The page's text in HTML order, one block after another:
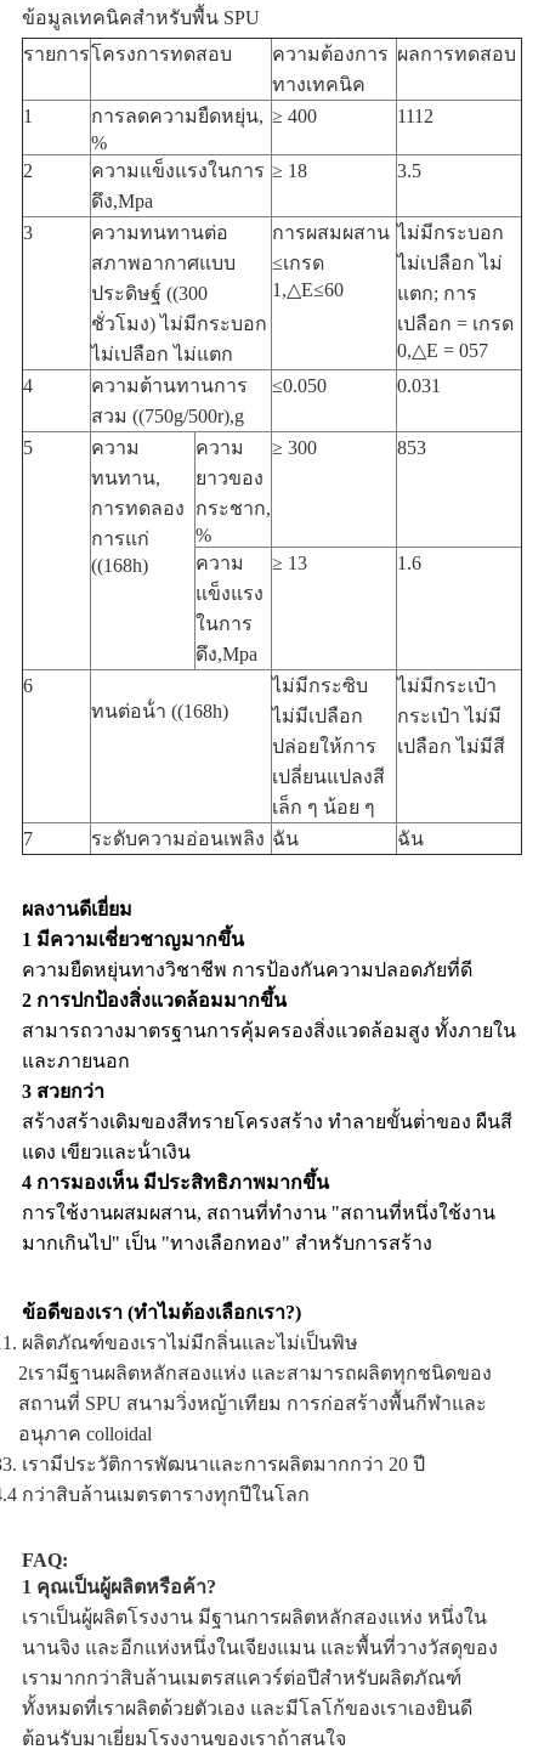
ข้อมูลเทคนิคสําหรับพื้น SPU
รายการ โครงการทดสอบ
ความต้องการ
ทางเทคนิค
ผลการทดสอบ
1
การลดความยืดหยุ่น,
%
≥ 400 1112
2
ความแข็งแรงในการ
ดึง,Mpa
≥ 18 3.5
3
ความทนทานต่อ
สภาพอากาศแบบ
ประดิษฐ์ ((300
ชั่วโมง) ไม่มีกระบอก
ไม่เปลือก ไม่แตก
การผสมผสาน
≤เกรด
1,△E≤60
ไม่มีกระบอก
ไม่เปลือก ไม่
แตก; การ
เปลือก = เกรด
0,△E = 057
4
ความต้านทานการ
สวม ((750g/500r),g
≤0.050 0.031
5
ความ
ทนทาน,
การทดลอง
การแก่
((168h)
ความ
ยาวของ
กระชาก,
%
≥ 300 853
ความ
แข็งแรง
ในการ
ดึง,Mpa
≥ 13 1.6
6
ทนต่อน้ํา ((168h)
ไม่มีกระซิบ
ไม่มีเปลือก
ปล่อยให้การ
เปลี่ยนแปลงสี
เล็ก ๆ น้อย ๆ
ไม่มีกระเป๋า
กระเป๋า ไม่มี
เปลือก ไม่มีสี
7 ระดับความอ่อนเพลิง ฉัน ฉัน
ผลงานดีเยี่ยม
1 มีความเชี่ยวชาญมากขึ้น
ความยืดหยุ่นทางวิชาชีพ การป้องกันความปลอดภัยที่ดี
2 การปกป้องสิ่งแวดล้อมมากขึ้น
สามารถวางมาตรฐานการคุ้มครองสิ่งแวดล้อมสูง ทั้งภายใน
และภายนอก
3 สวยกว่า
สร้างสร้างเดิมของสีทรายโครงสร้าง ทําลายขั้นต่ําของ ผืนสี
แดง เขียวและน้ําเงิน
4 การมองเห็น มีประสิทธิภาพมากขึ้น
การใช้งานผสมผสาน, สถานที่ทํางาน "สถานที่หนึ่งใช้งาน
มากเกินไป" เป็น "ทางเลือกทอง" สําหรับการสร้าง
ข้อดีของเรา (ทําไมต้องเลือกเรา?)
ผลิตภัณฑ์ของเราไม่มีกลิ่นและไม่เป็นพิษ
2เรามีฐานผลิตหลักสองแห่ง และสามารถผลิตทุกชนิดของ
สถานที่ SPU สนามวิ่งหญ้าเทียม การก่อสร้างพื้นกีฬาและ
อนุภาค colloidal
เรามีประวัติการพัฒนาและการผลิตมากกว่า 20 ปี
กว่าสิบล้านเมตรตารางทุกปีในโลก
FAQ:
1 คุณเป็นผู้ผลิตหรือค้า?
เราเป็นผู้ผลิตโรงงาน มีฐานการผลิตหลักสองแห่ง หนึ่งใน
นานจิง และอีกแห่งหนึ่งในเจียงแมน และพื้นที่วางวัสดุของ
เรามากกว่าสิบล้านเมตรสแควร์ต่อปีสําหรับผลิตภัณฑ์
ทั้งหมดที่เราผลิตด้วยตัวเอง และมีโลโก้ของเราเองยินดี
ต้อนรับมาเยี่ยมโรงงานของเราถ้าสนใจ